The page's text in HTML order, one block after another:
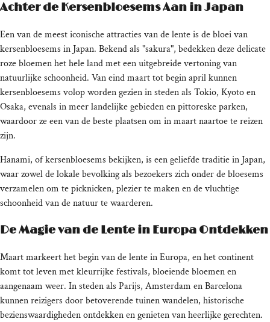
Achter de Kersenbloesems Aan in Japan
Een van de meest iconische attracties van de lente is de bloei van
kersenbloesems in Japan. Bekend als "sakura", bedekken deze delicate
roze bloemen het hele land met een uitgebreide vertoning van
natuurlijke schoonheid. Van eind maart tot begin april kunnen
kersenbloesems volop worden gezien in steden als Tokio, Kyoto en
Osaka, evenals in meer landelijke gebieden en pittoreske parken,
waardoor ze een van de beste plaatsen om in maart naartoe te reizen
zijn.
Hanami, of kersenbloesems bekijken, is een geliefde traditie in Japan,
waar zowel de lokale bevolking als bezoekers zich onder de bloesems
verzamelen om te picknicken, plezier te maken en de vluchtige
schoonheid van de natuur te waarderen.
De Magie van de Lente in Europa Ontdekken
Maart markeert het begin van de lente in Europa, en het continent
komt tot leven met kleurrijke festivals, bloeiende bloemen en
aangenaam weer. In steden als Parijs, Amsterdam en Barcelona
kunnen reizigers door betoverende tuinen wandelen, historische
bezienswaardigheden ontdekken en genieten van heerlijke gerechten.